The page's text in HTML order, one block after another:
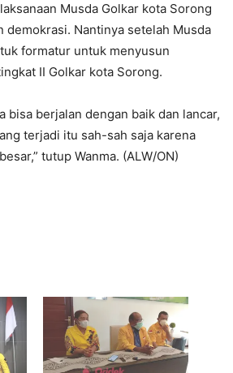
Musda Golkar kota Sorong
demokrasi. Nantinya setelah Musda
formatur untuk menyusun
II Golkar kota Sorong.
bisa berjalan dengan baik dan lancar,
terjadi itu sah-sah saja karena
tutup Wanma. (ALW/ON)